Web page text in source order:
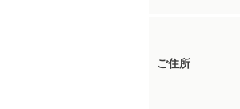
ご住所